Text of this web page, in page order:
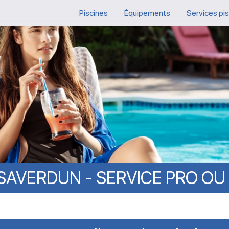
Piscines Équipements Services
- SERVICE PRO OU